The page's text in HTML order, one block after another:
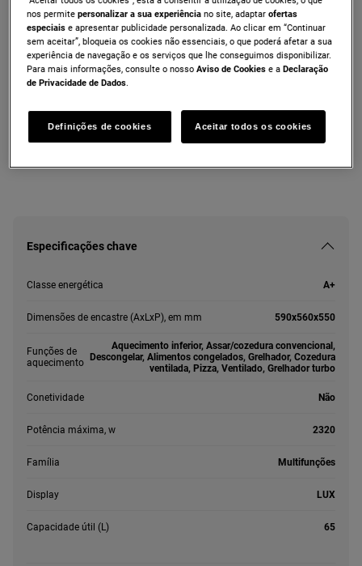
65 l com limpeza pirolítica A+
Ficha de informação do produto
regulamento da UE 2023/988 estão listados nos capítulos I e II
do manual do utilizador. Para uma utilização segura do produto,
Especificações chave
Classe energética A+
Dimensões de encastre (AxLxP), em mm 590x560x550
Funções de
aquecimento
Aquecimento inferior, Assar/cozedura convencional,
Descongelar, Alimentos congelados, Grelhador, Cozedura
ventilada, Pizza, Ventilado, Grelhador turbo
Conetividade Não
Potência máxima, w 2320
Família Multifunções
Display LUX
Capacidade útil (L) 65
nos permitepersonalizar a sua experiênciano site, adaptarofertas
especiaise apresentar publicidade personalizada. Ao clicar em “Continuar
sem aceitar”, bloqueia os cookies não essenciais, o que poderá afetar a sua
experiência de navegação e os serviços que lhe conseguimos disponibilizar.
Para mais informações, consulte o nossoAviso de Cookies e aDeclaração
de Privacidade de Dados.
Definições de cookies Aceitar todos os cookies